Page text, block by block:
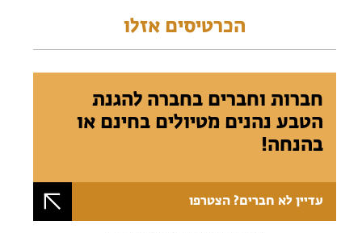
הכרטיסים אזלו
חברות וחברים בחברה להגנת
הטבע נהנים מטיולים בחינם או
בהנחה!
עדיין לא חברים? הצטרפו